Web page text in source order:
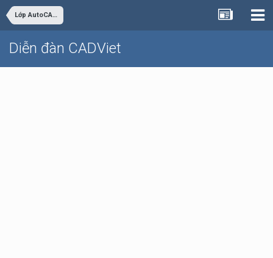
Lớp AutoCAD Cơ bản trực tuyến
Diễn đàn CADViet